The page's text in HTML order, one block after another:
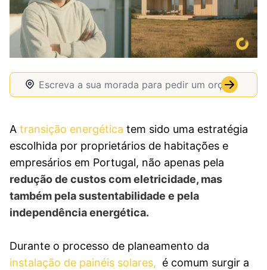
A transição energética tem sido uma estratégia
escolhida por proprietários de habitações e
empresários em Portugal, não apenas pela
redução de custos com eletricidade, mas
também pela sustentabilidade e pela
independência energética.
Durante o processo de planeamento da
instalação de painéis solares, é comum surgir a